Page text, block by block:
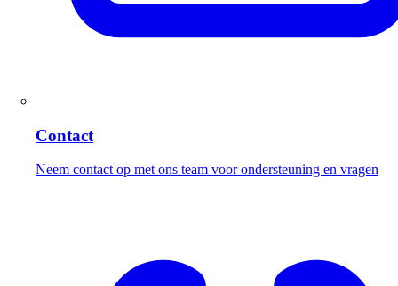
Contact
Neem contact op met ons team voor ondersteuning en vragen